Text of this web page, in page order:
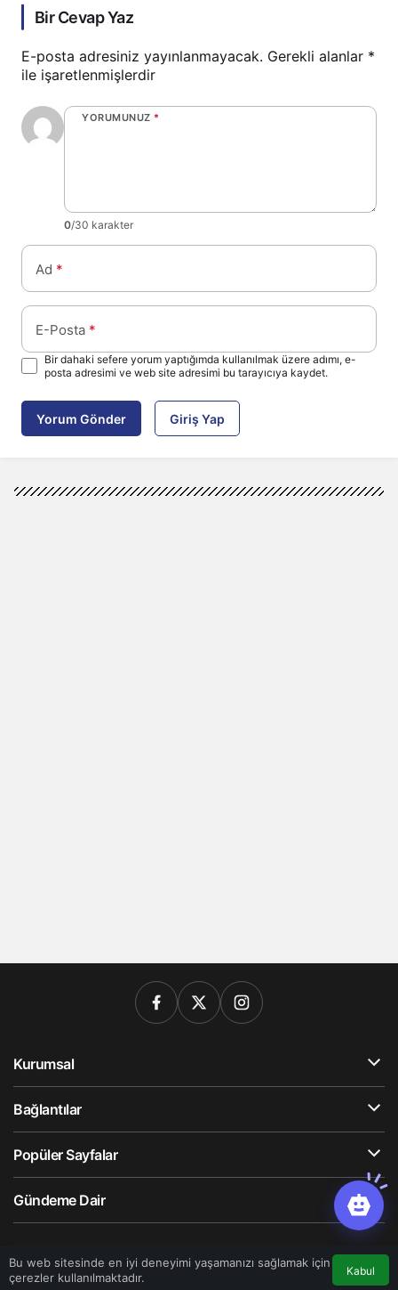
Bir Cevap Yaz
E-posta adresiniz yayınlanmayacak. Gerekli alanlar *
ile işaretlenmişlerdir
YORUMUNUZ *
0/30 karakter
Ad *
E-Posta *
Bir dahaki sefere yorum yaptığımda kullanılmak üzere adımı, e-
posta adresimi ve web site adresimi bu tarayıcıya kaydet.
Yorum Gönder Giriş Yap
Bu web sitesinde en iyi deneyimi yaşamanızı sağlamak için
çerezler kullanılmaktadır.
Kabul
Kurumsal
Bağlantılar
Popüler Sayfalar
Gündeme Dair
© Telif Hakkı 2026, Tüm Hakları Saklıdır